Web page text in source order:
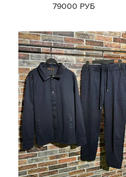
79000 РУБ